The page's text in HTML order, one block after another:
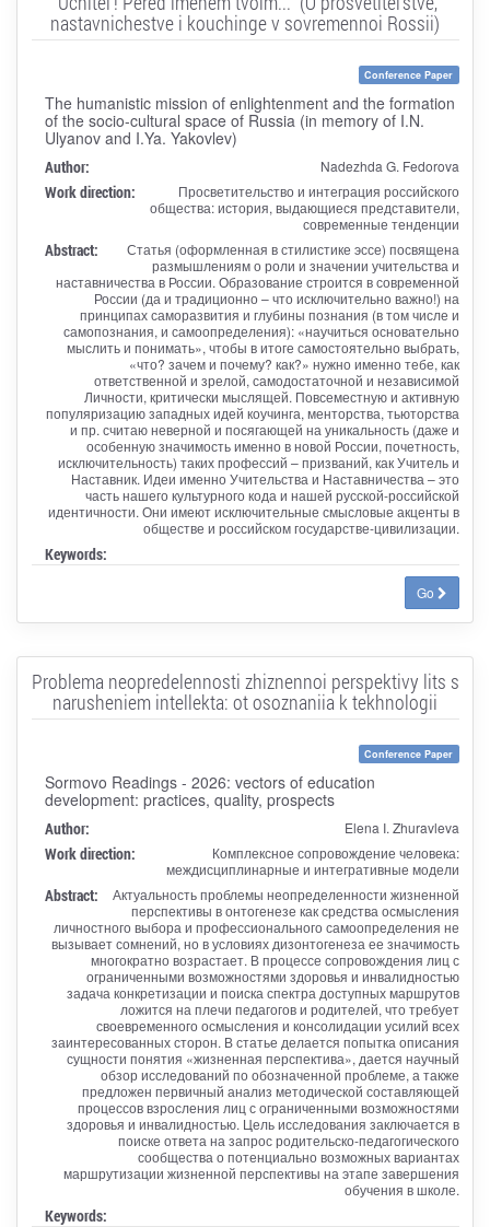
nastavnichestve i kouchinge v sovremennoi Rossii)
Conference Paper
The humanistic mission of enlightenment and the formation
of the socio-cultural space of Russia (in memory of I.N.
Ulyanov and I.Ya. Yakovlev)
Author: Nadezhda G. Fedorova
Work direction:
Просветительство и интеграция российского
общества: история, выдающиеся представители,
современные тенденции
Abstract:
Статья (оформленная в стилистике эссе) посвящена
размышлениям о роли и значении учительства и
наставничества в России. Образование строится в современной
России (да и традиционно – что исключительно важно!) на
принципах саморазвития и глубины познания (в том числе и
самопознания, и самоопределения): «научиться основательно
мыслить и понимать», чтобы в итоге самостоятельно выбрать,
«что? зачем и почему? как?» нужно именно тебе, как
ответственной и зрелой, самодостаточной и независимой
Личности, критически мыслящей. Повсеместную и активную
популяризацию западных идей коучинга, менторства, тьюторства
и пр. считаю неверной и посягающей на уникальность (даже и
особенную значимость именно в новой России, почетность,
исключительность) таких профессий – призваний, как Учитель и
Наставник. Идеи именно Учительства и Наставничества – это
часть нашего культурного кода и нашей русской-российской
идентичности. Они имеют исключительные смысловые акценты в
обществе и российском государстве-цивилизации.
Keywords:
Go
Problema neopredelennosti zhiznennoi perspektivy lits s
narusheniem intellekta: ot osoznaniia k tekhnologii
Conference Paper
Sormovo Readings - 2026: vectors of education
development: practices, quality, prospects
Author: Elena I. Zhuravleva
Work direction:
Комплексное сопровождение человека:
междисциплинарные и интегративные модели
Abstract:
Актуальность проблемы неопределенности жизненной
перспективы в онтогенезе как средства осмысления
личностного выбора и профессионального самоопределения не
вызывает сомнений, но в условиях дизонтогенеза ее значимость
многократно возрастает. В процессе сопровождения лиц с
ограниченными возможностями здоровья и инвалидностью
задача конкретизации и поиска спектра доступных маршрутов
ложится на плечи педагогов и родителей, что требует
своевременного осмысления и консолидации усилий всех
заинтересованных сторон. В статье делается попытка описания
сущности понятия «жизненная перспектива», дается научный
обзор исследований по обозначенной проблеме, а также
предложен первичный анализ методической составляющей
процессов взросления лиц с ограниченными возможностями
здоровья и инвалидностью. Цель исследования заключается в
поиске ответа на запрос родительско-педагогического
сообщества о потенциально возможных вариантах
маршрутизации жизненной перспективы на этапе завершения
обучения в школе.
Keywords: